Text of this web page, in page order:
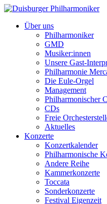
Über uns
Philharmoniker
GMD
Musiker:innen
Unsere Gast-
Philharmonie
Die Eule-Orgel
Management
Philharmonischer
CDs
Freie
Aktuelles
Konzerte
Konzertkalender
Philharmonische
Andere Reihe
Kammerkonzerte
Toccata
Sonderkonzerte
Festival Eigenzeit